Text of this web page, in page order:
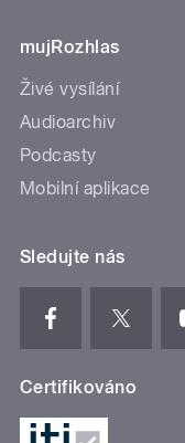
mujRozhlas
Živé vysílání
Audioarchiv
Podcasty
Mobilní aplikace
Sledujte nás
Certifikováno